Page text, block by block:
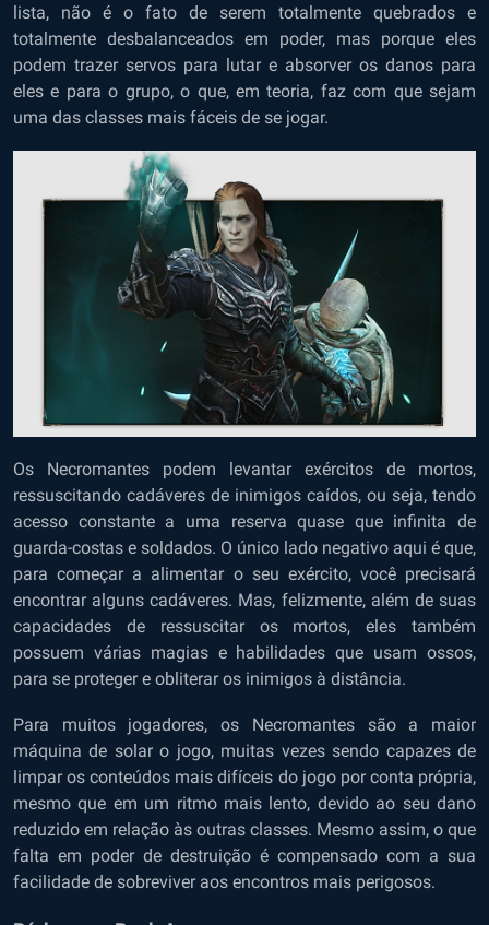
lista, não é o fato de serem totalmente quebrados e
totalmente desbalanceados em poder, mas porque eles
podem trazer servos para lutar e absorver os danos para
eles e para o grupo, o que, em teoria, faz com que sejam
uma das classes mais fáceis de se jogar.
Os Necromantes podem levantar exércitos de mortos,
ressuscitando cadáveres de inimigos caídos, ou seja, tendo
acesso constante a uma reserva quase que infinita de
guarda-costas e soldados. O único lado negativo aqui é que,
para começar a alimentar o seu exército, você precisará
encontrar alguns cadáveres. Mas, felizmente, além de suas
capacidades de ressuscitar os mortos, eles também
possuem várias magias e habilidades que usam ossos,
para se proteger e obliterar os inimigos à distância.
Para muitos jogadores, os Necromantes são a maior
máquina de solar o jogo, muitas vezes sendo capazes de
limpar os conteúdos mais difíceis do jogo por conta própria,
mesmo que em um ritmo mais lento, devido ao seu dano
reduzido em relação às outras classes. Mesmo assim, o que
falta em poder de destruição é compensado com a sua
facilidade de sobreviver aos encontros mais perigosos.